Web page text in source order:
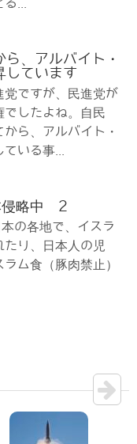
...
、アルバイト・
しています
党ですが、民進党が
でしたよね。自民
ら、アルバイト・
いる事...
侵略中 2
の各地で、イスラ
たり、日本人の児
ム食（豚肉禁止）